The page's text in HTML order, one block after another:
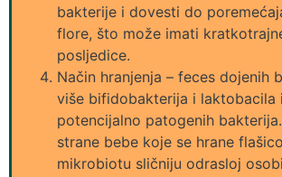
bakterije i dovesti do
flore, što može imati
posljedice.
Način hranjenja – feces dojenih
više bifidobakterija i laktobacila
potencijalno patogenih
strane bebe koje se hrane
mikrobiotu sličniju odrasloj